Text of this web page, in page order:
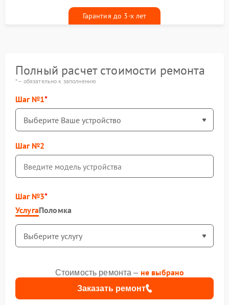
Гарантия до 3-х лет
Полный расчет стоимости ремонта
* – обязательно к заполнению
Шаг №1
Шаг №2
Шаг №3
УслугаПоломка
Заказать ремонт
Стоимость ремонта – не выбрано